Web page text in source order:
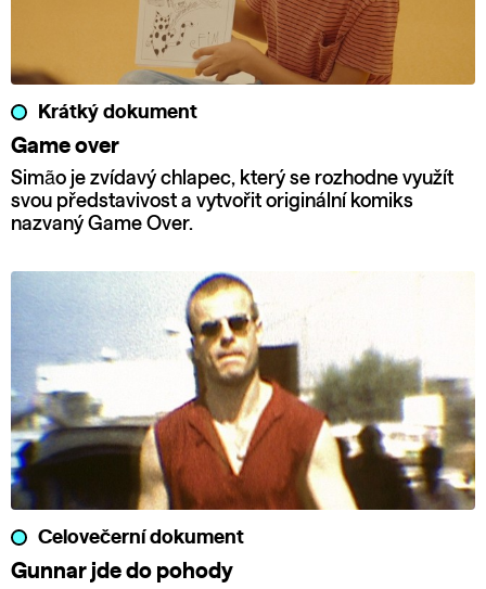
Krátký dokument
Game over
Simão je zvídavý chlapec, který se rozhodne využít
svou představivost a vytvořit originální komiks
nazvaný Game Over.
Celovečerní dokument
Gunnar jde do pohody